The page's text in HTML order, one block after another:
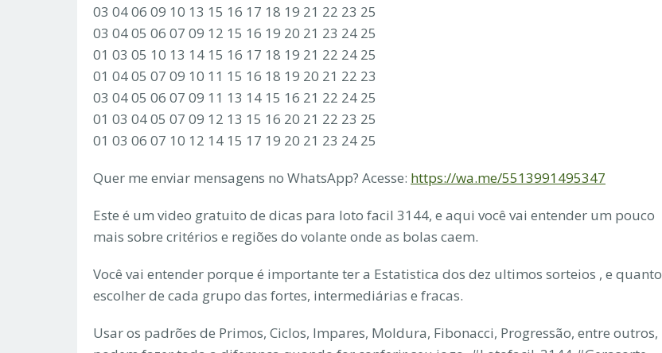
03 04 06 09 10 13 15 16 17 18 19 21 22 23 25
03 04 05 06 07 09 12 15 16 19 20 21 23 24 25
01 03 05 10 13 14 15 16 17 18 19 21 22 24 25
01 04 05 07 09 10 11 15 16 18 19 20 21 22 23
03 04 05 06 07 09 11 13 14 15 16 21 22 24 25
01 03 04 05 07 09 12 13 15 16 20 21 22 23 25
01 03 06 07 10 12 14 15 17 19 20 21 23 24 25
Quer me enviar mensagens no WhatsApp? Acesse: https://wa.me/5513991495347
Este é um video gratuito de dicas para loto facil 3144, e aqui você vai entender um pouco
mais sobre critérios e regiões do volante onde as bolas caem.
Você vai entender porque é importante ter a Estatistica dos dez ultimos sorteios , e quanto
escolher de cada grupo das fortes, intermediárias e fracas.
Usar os padrões de Primos, Ciclos, Impares, Moldura, Fibonacci, Progressão, entre outros,